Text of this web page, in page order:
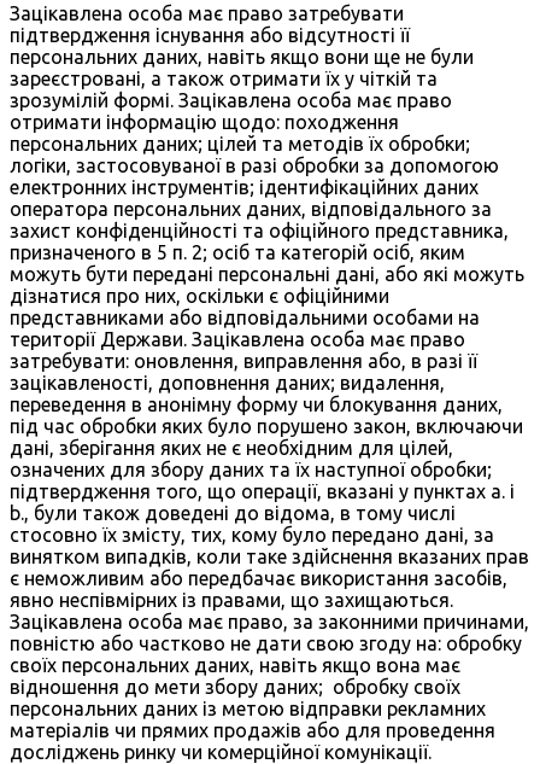
Зацікавлена особа має право затребувати
підтвердження існування або відсутності її
персональних даних, навіть якщо вони ще не були
зареєстровані, а також отримати їх у чіткій та
зрозумілій формі. Зацікавлена особа має право
отримати інформацію щодо: походження
персональних даних; цілей та методів їх обробки;
логіки, застосовуваної в разі обробки за допомогою
електронних інструментів; ідентифікаційних даних
оператора персональних даних, відповідального за
захист конфіденційності та офіційного представника,
призначеного в 5 п. 2; осіб та категорій осіб, яким
можуть бути передані персональні дані, або які можуть
дізнатися про них, оскільки є офіційними
представниками або відповідальними особами на
території Держави. Зацікавлена особа має право
затребувати: оновлення, виправлення або, в разі її
зацікавленості, доповнення даних; видалення,
переведення в анонімну форму чи блокування даних,
під час обробки яких було порушено закон, включаючи
дані, зберігання яких не є необхідним для цілей,
означених для збору даних та їх наступної обробки;
підтвердження того, що операції, вказані у пунктах a. і
b., були також доведені до відома, в тому числі
стосовно їх змісту, тих, кому було передано дані, за
винятком випадків, коли таке здійснення вказаних прав
є неможливим або передбачає використання засобів,
явно неспівмірних із правами, що захищаються.
Зацікавлена особа має право, за законними причинами,
повністю або частково не дати свою згоду на: обробку
своїх персональних даних, навіть якщо вона має
відношення до мети збору даних; обробку своїх
персональних даних із метою відправки рекламних
матеріалів чи прямих продажів або для проведення
досліджень ринку чи комерційної комунікації.